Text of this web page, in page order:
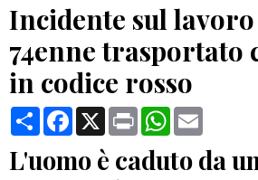
Incidente sul
74enne trasportato
in codice rosso
CondividiFacebook
X Print WhatsApp
L'uomo è caduto da